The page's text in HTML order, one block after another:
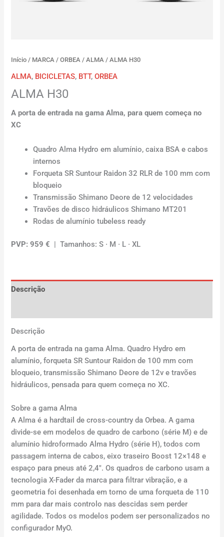
Início / MARCA /ORBEA /ALMA / ALMA H30
ALMA, BICICLETAS, BTT,ORBEA
ALMA H30
A porta de entrada na gama Alma, para quem começa no
XC
Quadro Alma Hydro em alumínio, caixa BSA e cabos
internos
Forqueta SR Suntour Raidon 32 RLR de 100 mm com
bloqueio
Transmissão Shimano Deore de 12 velocidades
Travões de disco hidráulicos Shimano MT201
Rodas de alumínio tubeless ready
PVP: 959 € | Tamanhos: S · M · L · XL
Descrição
Descrição
A porta de entrada na gama Alma. Quadro Hydro em
alumínio, forqueta SR Suntour Raidon de 100 mm com
bloqueio, transmissão Shimano Deore de 12v e travões
hidráulicos, pensada para quem começa no XC.
Sobre a gama Alma
A Alma é a hardtail de cross-country da Orbea. A gama
divide-se em modelos de quadro de carbono (série M) e de
alumínio hidroformado Alma Hydro (série H), todos com
passagem interna de cabos, eixo traseiro Boost 12×148 e
espaço para pneus até 2,4″. Os quadros de carbono usam a
tecnologia X-Fader da marca para filtrar vibração, e a
geometria foi desenhada em torno de uma forqueta de 110
mm para dar mais controlo nas descidas sem perder
agilidade. Todos os modelos podem ser personalizados no
configurador MyO.